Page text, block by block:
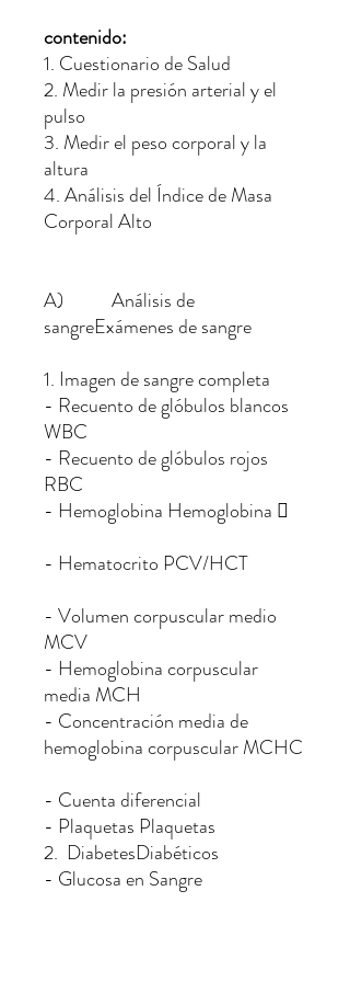
contenido:
1. Cuestionario de Salud
2. Medir la presión arterial y el
pulso
3. Medir el peso corporal y la
altura
4. Análisis del Índice de Masa
Corporal Alto
A) Análisis de
sangreExámenes de sangre
1. Imagen de sangre completa
- Recuento de glóbulos blancos
WBC
- Recuento de glóbulos rojos
RBC
- Hemoglobina Hemoglobina 
- Hematocrito PCV/HCT
- Volumen corpuscular medio
MCV
- Hemoglobina corpuscular
media MCH
- Concentración media de
hemoglobina corpuscular MCHC
- Cuenta diferencial
- Plaquetas Plaquetas
2. DiabetesDiabéticos
- Glucosa en Sangre